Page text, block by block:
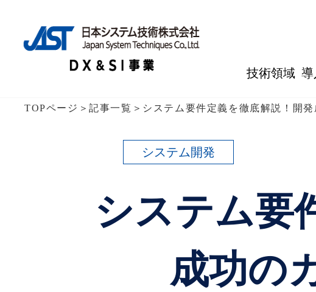
TOPページ ＞記事一覧 ＞ システム要件定義を徹底解説！開
技術領域 導
システム開発
システム要
成功の